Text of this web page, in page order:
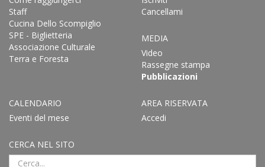
Staff
Cucina Dello Scompiglio
SPE - Biglietteria
Associazione Culturale
Terra e Foresta
Cancellami
MEDIA
Video
Rassegne stampa
Pubblicazioni
CALENDARIO
Eventi del mese
AREA RISERVATA
Accedi
CERCA NEL SITO